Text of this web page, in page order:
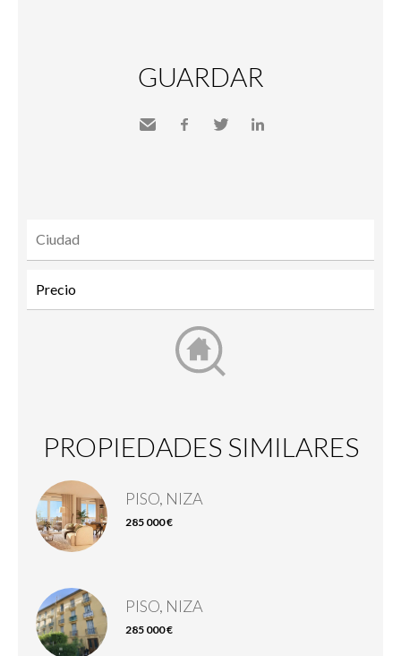
GUARDAR
PROPIEDADES SIMILARES
PISO, NIZA
285 000 €
PISO, NIZA
285 000 €